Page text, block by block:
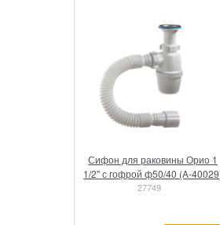
Сифон для раковины Орио 1
1/2" с гофрой ф50/40 (A-
27749